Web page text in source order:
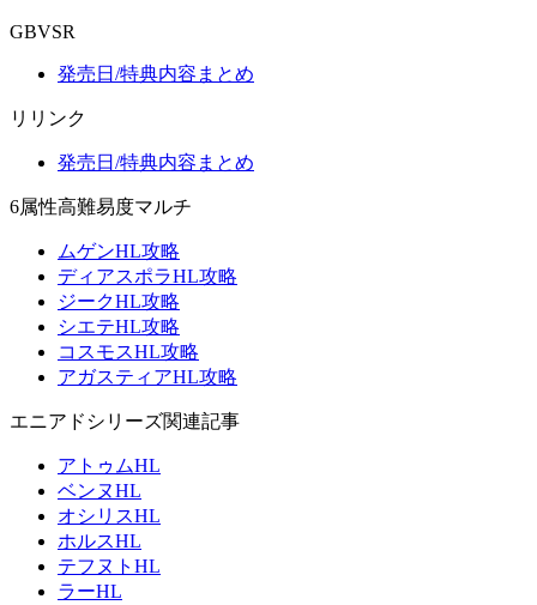
GBVSR
発売日/特典内容まとめ
リリンク
発売日/特典内容まとめ
6属性高難易度マルチ
ムゲンHL攻略
ディアスポラHL攻略
ジークHL攻略
シエテHL攻略
コスモスHL攻略
アガスティアHL攻略
エニアドシリーズ関連記事
アトゥムHL
ベンヌHL
オシリスHL
ホルスHL
テフヌトHL
ラーHL